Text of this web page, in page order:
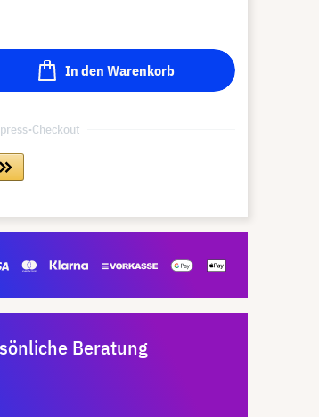
In den Warenkorb
Checkout
Beratung